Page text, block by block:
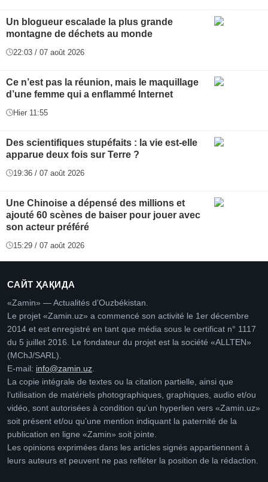
Un blogueur escalade la plus grande
montagne de déchets au monde
22:03 / 07 août 2026
Ce n’est pas la réunion, mais le maquillage
d’une femme qui a enflammé Internet
Hier 11:55
Des scientifiques stupéfaits : la vie est-elle
apparue deux fois sur Terre ?
19:36 / 07 août 2026
Une Chinoise a dépensé des millions et
ajouté 60 scènes de baiser pour jouer avec
son acteur préféré
15:29 / 07 août 2026
САЙТ ҲАҚИДА
«Zamin» — Actualités d’Ouzbékistan.
Le projet «Zamin.uz» a commencé son activité le 1er décembre
2014 et est enregistré en tant que média sous le certificat n° 1117
du 5 juillet 2016. Le fondateur du projet est la société «ALLTEN»
(MChJ/SARL).
E-mail: info@zamin.uz
La copie intégrale de textes ou la citation partielle, ainsi que
l’utilisation de matériels photographiques, graphiques, audio et/ou
vidéo, sont autorisées à condition qu’un hyperlien vers «Zamin.uz»
soit présent et/ou qu’une mention indiquant la paternité de la
publication en ligne «Zamin» soit jointe.
Les opinions exprimées dans les articles signés appartiennent à
leurs auteurs et peuvent ne pas refléter la position de la rédaction.